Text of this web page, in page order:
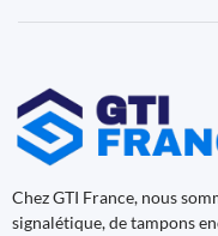
Chez GTI France, nous
signalétique, de tampons